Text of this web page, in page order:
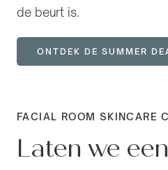
de beurt is.
ONTDEK DE SUMMER
FACIAL ROOM SKINCARE
Laten we